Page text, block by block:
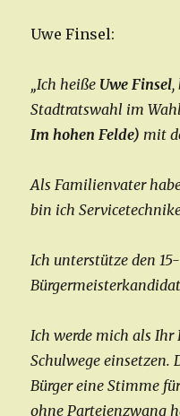
Uwe Finsel:
„Ich heiße Uwe Finsel,
Stadtratswahl im
Im hohen Felde) mit
Als Familienvater
bin ich
Ich unterstütze den
Ich werde mich als Ihr
Schulwege einsetzen.
Bürger eine Stimme
ohne Parteienzwang